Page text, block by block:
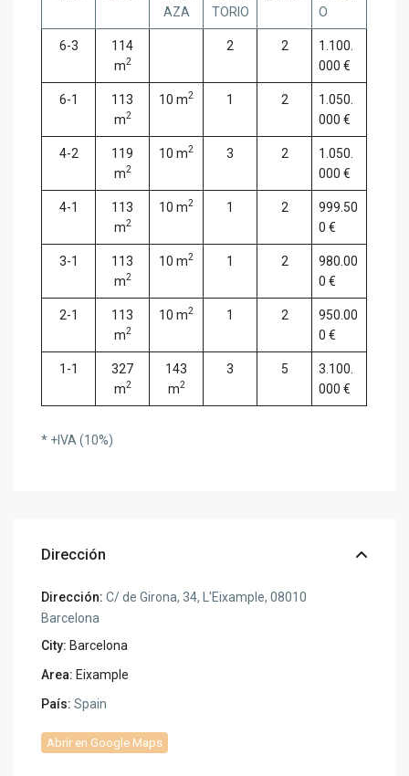
AZA
TORIO
O
6-3
114
m2
2 2
1.100.
000 €
6-1
113
m2
10 m2 1 2
1.050.
000 €
4-2
119
m2
10 m2 3 2
1.050.
000 €
4-1
113
m2
10 m2 1 2
999.50
0 €
3-1
113
m2
10 m2 1 2
980.00
0 €
2-1
113
m2
10 m2 1 2
950.00
0 €
1-1
327
m2
143
m2
3 5
3.100.
000 €
* +IVA (10%)
Dirección
Dirección: C/ de Girona, 34, L'Eixample, 08010
Barcelona
City: Barcelona
Area: Eixample
País: Spain
Abrir en Google Maps